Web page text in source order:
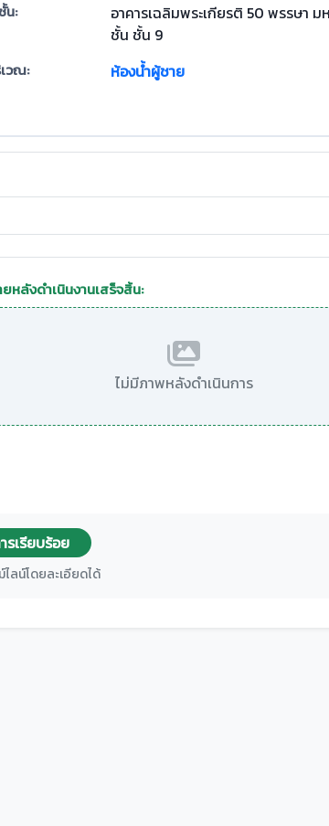
น:
อาคารเฉลิมพระเกียรติ 50 พรรษา
ชั้น ชั้น 9
วณ: ห้องน้ำผู้ชาย
หลังดำเนินงานเสร็จสิ้น:
ไม่มีภาพหลังดำเนินการ
รเรียบร้อย
ลน์โดยละเอียดได้